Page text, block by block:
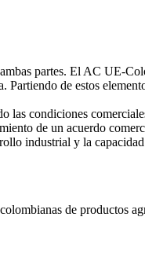
partes. El AC UE-
de estos
las condiciones
de un acuerdo
industrial y la
de productos